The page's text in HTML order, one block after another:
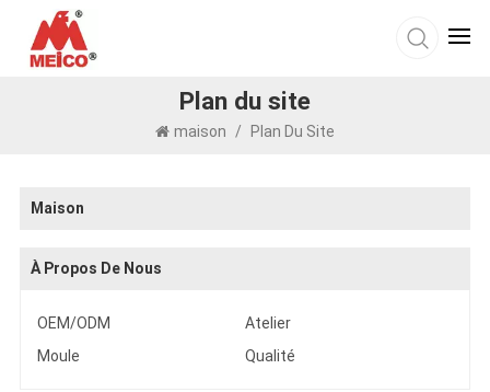
Plan du site
maison / Plan Du Site
Maison
À Propos De Nous
OEM/ODM
Atelier
Moule
Qualité